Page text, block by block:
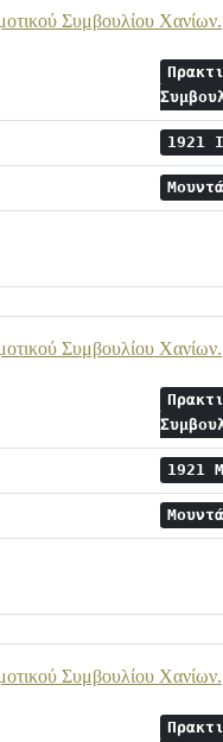
Συμβουλίου Χανίων.
1921
Συμβουλίου Χανίων.
1921
Συμβουλίου Χανίων.